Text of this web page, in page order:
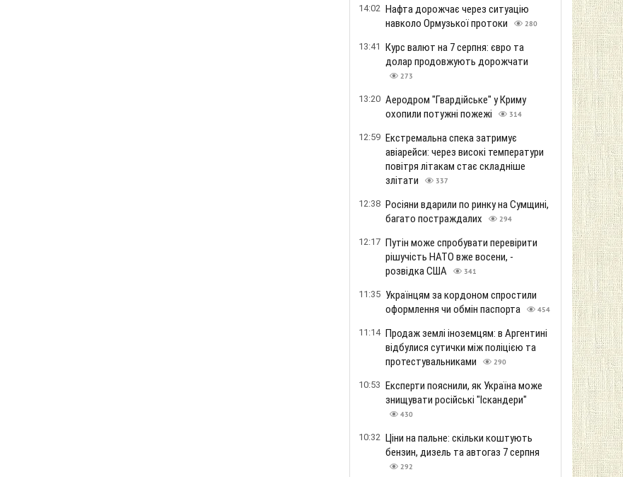
14:02 Нафта дорожчає через ситуацію
навколо Ормузької протоки
280
13:41 Курс валют на 7 серпня: євро та
долар продовжують дорожчати
273
13:20 Аеродром "Гвардійське" у Криму
охопили потужні пожежі
314
12:59 Екстремальна спека затримує
авіарейси: через високі температури
повітря літакам стає складніше
злітати
337
12:38 Росіяни вдарили по ринку на Сумщині,
багато постраждалих
294
12:17 Путін може спробувати перевірити
рішучість НАТО вже восени, -
розвідка США
341
11:35 Українцям за кордоном спростили
оформлення чи обмін паспорта
454
11:14 Продаж землі іноземцям: в Аргентині
відбулися сутички між поліцією та
протестувальниками
290
10:53 Експерти пояснили, як Україна може
знищувати російські "Іскандери"
430
10:32 Ціни на пальне: скільки коштують
бензин, дизель та автогаз 7 серпня
292